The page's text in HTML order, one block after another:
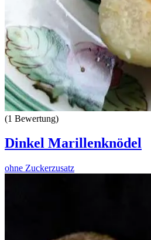
(1 Bewertung)
Dinkel Marillenknödel
ohne Zuckerzusatz